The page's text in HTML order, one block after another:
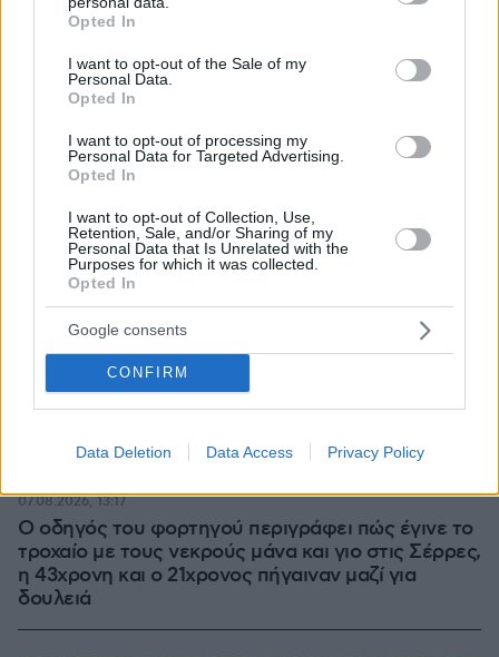
grant or deny consent to Google and its third-party tags to
use your data for below specified purposes in below Google
consent section.
Opted In
I want to opt-out of the Sale of my
Personal Data.
Opted In
I want to opt-out of processing my
Personal Data for Targeted Advertising.
Opted In
I want to opt-out of Collection, Use,
Retention, Sale, and/or Sharing of my
Personal Data that Is Unrelated with the
Purposes for which it was collected.
Opted In
Google consents
CONFIRM
Data Deletion Data Access Privacy Policy
Ο οδηγός του φορτηγού περιγράφει πώς έγινε το
τροχαίο με τους νεκρούς μάνα και γιο στις Σέρρες,
η 43χρονη και ο 21χρονος πήγαιναν μαζί για
δουλειά
07.08.2026, 13:17